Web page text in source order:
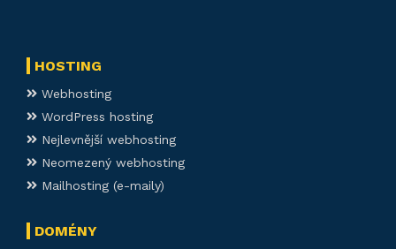
HOSTING
Webhosting
WordPress hosting
Nejlevnější webhosting
Neomezený webhosting
Mailhosting (e-maily)
DOMÉNY